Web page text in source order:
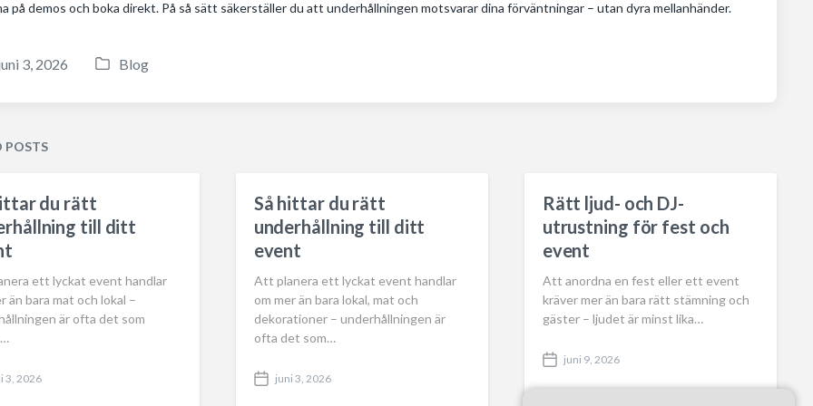
på demos och boka direkt. På så sätt säkerställer du att underhållningen motsvarar dina förväntningar – utan dyra mellanhänder.
3, 2026
P
i
Blog
POSTS
du rätt
till ditt
ett lyckat event handlar
än bara mat och lokal –
är ofta det som
3, 2026
Så hittar du rätt
underhållning till ditt
event
Att planera ett lyckat event handlar
om mer än bara lokal, mat och
dekorationer – underhållningen är
ofta det som…
P
juni 3, 2026
Rätt ljud- och DJ-
utrustning för fest och
event
Att anordna en fest eller ett event
kräver mer än bara rätt stämning och
gäster – ljudet är minst lika…
P
juni 9, 2026